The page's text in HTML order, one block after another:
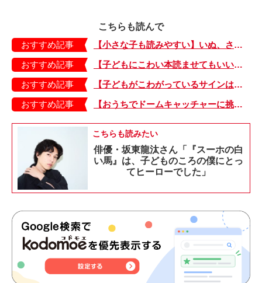
こちらも読んで
おすすめ記事
【小さな子も読みやすい】いぬ、さる、うさぎ、ゴリラにあひる…動物たちのまねっこできるかな？『まねまねっこ』発売中！
おすすめ記事
【子どもにこわい本読ませてもいいの？】「子どもはどのようなものにこわさを感じやすいのでしょうか？」
おすすめ記事
【子どもがこわがっているサインは？】「読み聞かせのとき、子どもがこわがっていると判断できるサインを教えてください！」
おすすめ記事
【おうちでドームキャッチャーに挑戦だ】アンパンマン わくわくドームキャッチャー
こちらも読みたい
俳優・坂東龍汰さん「『スーホの白
い馬』は、子どものころの僕にとっ
てヒーローでした」